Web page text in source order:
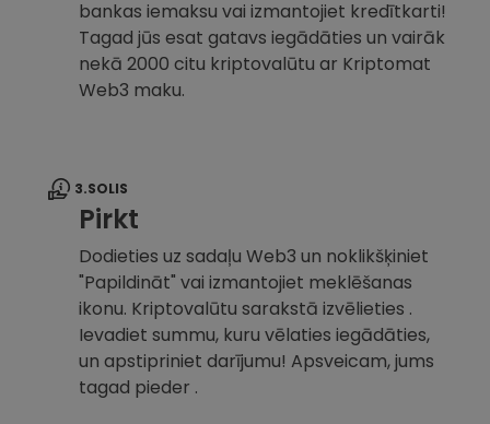
bankas iemaksu vai izmantojiet kredītkarti!
Tagad jūs esat gatavs iegādāties un vairāk
nekā 2000 citu kriptovalūtu ar Kriptomat
Web3 maku.
3.SOLIS
Pirkt
Dodieties uz sadaļu Web3 un noklikšķiniet
"Papildināt" vai izmantojiet meklēšanas
ikonu. Kriptovalūtu sarakstā izvēlieties .
Ievadiet summu, kuru vēlaties iegādāties,
un apstipriniet darījumu! Apsveicam, jums
tagad pieder .